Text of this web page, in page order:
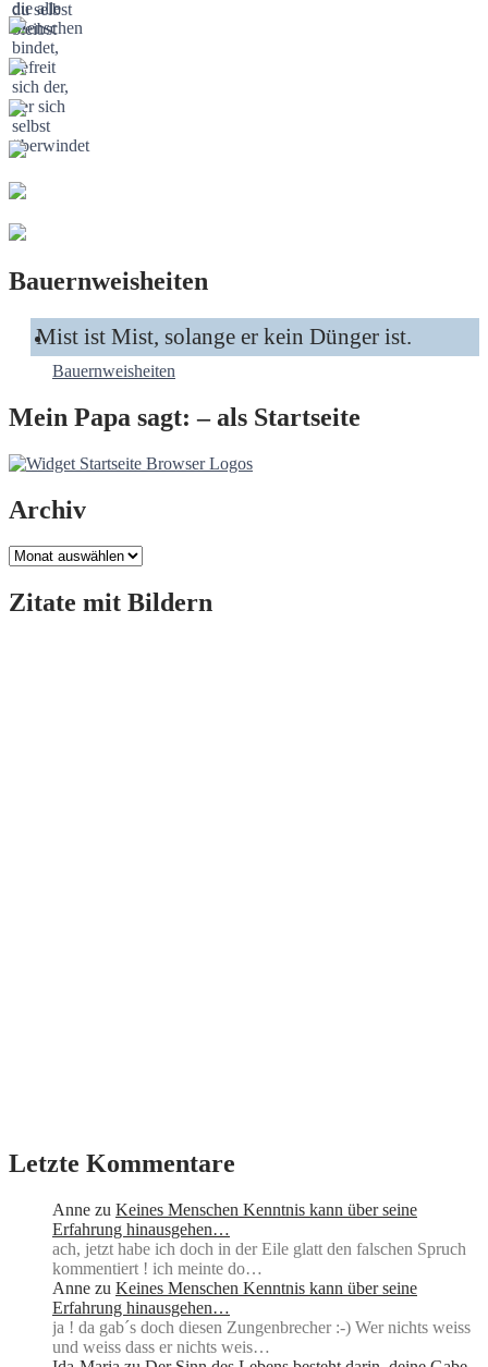
Bauernweisheiten
Mist ist Mist, solange er kein Dünger ist.
Bauernweisheiten
Mein Papa sagt: – als Startseite
Archiv
Archiv
Zitate mit Bildern
Letzte Kommentare
Anne zu Keines Menschen Kenntnis kann über seine
Erfahrung hinausgehen…
ach, jetzt habe ich doch in der Eile glatt den falschen Spruch
kommentiert ! ich meinte do…
Anne zu Keines Menschen Kenntnis kann über seine
Erfahrung hinausgehen…
ja ! da gab´s doch diesen Zungenbrecher :-) Wer nichts weiss
und weiss dass er nichts weis…